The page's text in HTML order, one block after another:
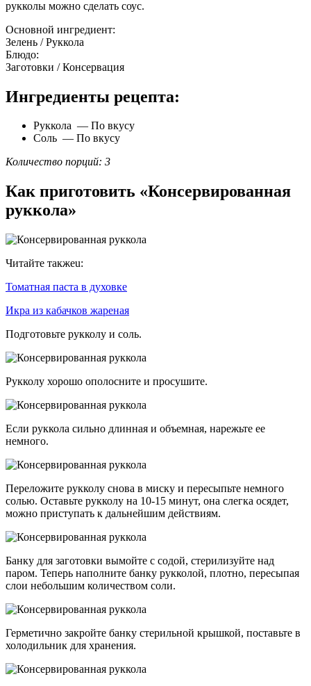
рукколы можно сделать соус.
Основной ингредиент:
Зелень / Руккола
Блюдо:
Заготовки / Консервация
Ингредиенты рецепта:
Руккола — По вкусу
Соль — По вкусу
Количество порций: 3
Как приготовить «Консервированная
руккола»
Читайте такжеu:
Томатная паста в духовке
Икра из кабачков жареная
Подготовьте рукколу и соль.
Рукколу хорошо ополосните и просушите.
Если руккола сильно длинная и объемная, нарежьте ее
немного.
Переложите рукколу снова в миску и пересыпьте немного
солью. Оставьте рукколу на 10-15 минут, она слегка осядет,
можно приступать к дальнейшим действиям.
Банку для заготовки вымойте с содой, стерилизуйте над
паром. Теперь наполните банку рукколой, плотно, пересыпая
слои небольшим количеством соли.
Герметично закройте банку стерильной крышкой, поставьте в
холодильник для хранения.